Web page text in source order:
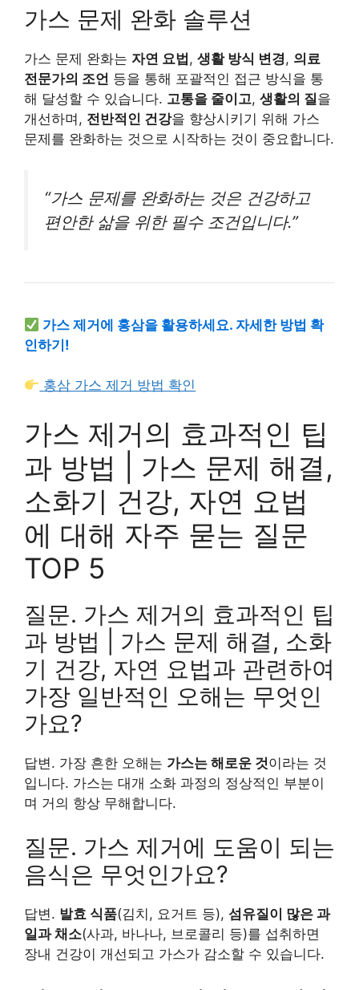
가스 문제 완화 솔루션
가스 문제 완화는 자연 요법 , 생활 방식 변경, 의료
전문가의 조언 등을 통해 포괄적인 접근 방식을 통
해 달성할 수 있습니다. 고통을 줄이고, 생활의 질을
개선하며, 전반적인 건강을 향상시키기 위해 가스
문제를 완화하는 것으로 시작하는 것이 중요합니다.
“가스 문제를 완화하는 것은 건강하고
편안한 삶을 위한 필수 조건입니다.”
가스 제거에 홍삼을 활용하세요. 자세한 방법 확
인하기!
홍삼 가스 제거 방법 확인
가스 제거의 효과적인 팁
과 방법 | 가스 문제 해결,
소화기 건강, 자연 요법
에 대해 자주 묻는 질문
TOP 5
질문. 가스 제거의 효과적인 팁
과 방법 | 가스 문제 해결, 소화
기 건강, 자연 요법과 관련하여
가장 일반적인 오해는 무엇인
가요?
답변. 가장 흔한 오해는 가스는 해로운 것이라는 것
입니다. 가스는 대개 소화 과정의 정상적인 부분이
며 거의 항상 무해합니다.
질문. 가스 제거에 도움이 되는
음식은 무엇인가요?
답변. 발효 식품(김치, 요거트 등), 섬유질이 많은 과
일과 채소(사과, 바나나, 브로콜리 등)를 섭취하면
장내 건강이 개선되고 가스가 감소할 수 있습니다.